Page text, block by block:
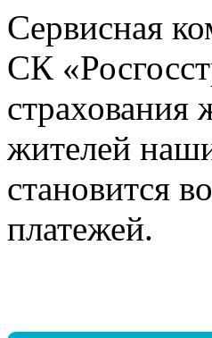
Сервисная
СК
страхования
жителей
становится
платежей.